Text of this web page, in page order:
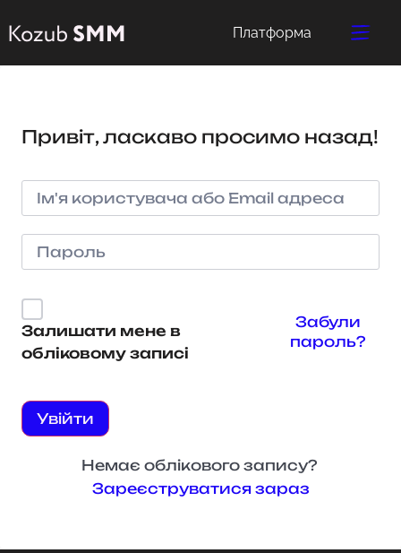
Платформа
Привіт, ласкаво просимо назад!
Залишати мене в
обліковому записі
Забули
пароль?
Увійти
Немає облікового запису?
Зареєструватися зараз